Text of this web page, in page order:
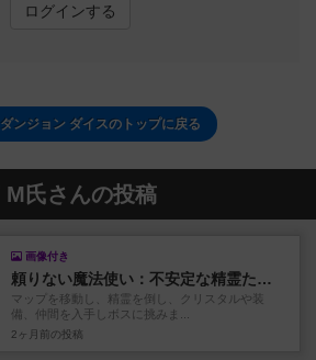
ログインする
ンジョン ダイスのトップに戻る
M氏さんの投稿
画像付き
頼りない魔法使い：不安定な精霊たちの塔（拡張）
マップを移動し、精霊を倒し、クリスタルや装
備、仲間を入手しボスに挑みま...
2ヶ月前 の投稿